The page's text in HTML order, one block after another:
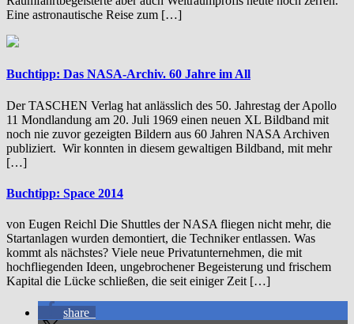
Eine astronautische Reise zum […]
Buchtipp: Das NASA-Archiv. 60 Jahre im All
Der TASCHEN Verlag hat anlässlich des 50. Jahrestag der Apollo
11 Mondlandung am 20. Juli 1969 einen neuen XL Bildband mit
noch nie zuvor gezeigten Bildern aus 60 Jahren NASA Archiven
publiziert. Wir konnten in diesem gewaltigen Bildband, mit mehr
[…]
Buchtipp: Space 2014
von Eugen Reichl Die Shuttles der NASA fliegen nicht mehr, die
Startanlagen wurden demontiert, die Techniker entlassen. Was
kommt als nächstes? Viele neue Privatunternehmen, die mit
hochfliegenden Ideen, ungebrochener Begeisterung und frischem
Kapital die Lücke schließen, die seit einiger Zeit […]
share